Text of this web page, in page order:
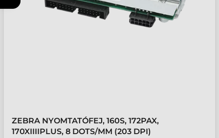
ZEBRA NYOMTATÓFEJ, 160S, 172PAX,
170XIIIIPLUS, 8 DOTS/MM (203 DPI)